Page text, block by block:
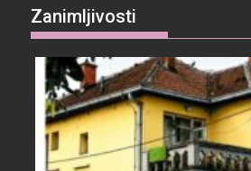
Zanimljivosti